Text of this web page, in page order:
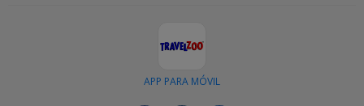
APP PARA MÓVIL